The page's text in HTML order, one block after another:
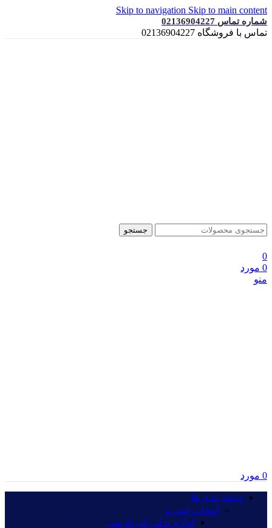
Skip to navigation Skip to main content
شماره تماس 02136904227
تماس با فروشگاه 02136904227
جستجو
0
0 مورد
منو
0 مورد
دسته بندی ها‏‏‎ ‎
انتخاب خودرو
لوازم یدکی کی ام سی